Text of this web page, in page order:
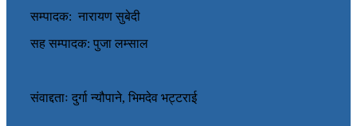
सम्पादक: नारायण सुबेदी
सह सम्पादक: पुजा लम्साल
संवाद्दताः दुर्गा न्यौपाने, भिमदेव भट्टराई